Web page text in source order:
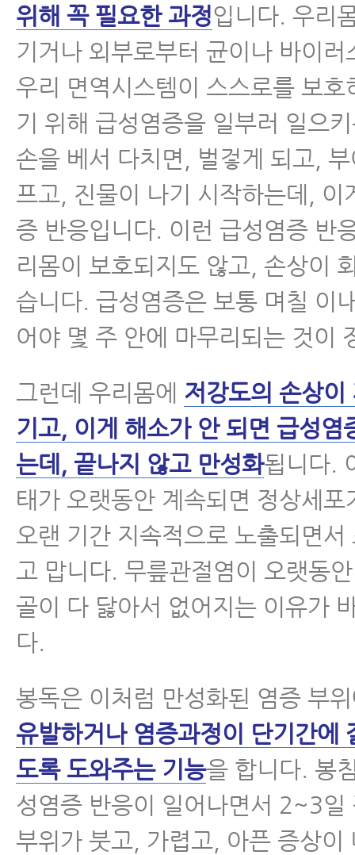
위해 꼭 필요한 과정입니다. 우리
기거나 외부로부터 균이나 바이러
우리 면역시스템이 스스로를 보호
기 위해 급성염증을 일부러 일으
손을 베서 다치면, 벌겋게 되고,
프고, 진물이 나기 시작하는데, 이
증 반응입니다. 이런 급성염증 반
리몸이 보호되지도 않고, 손상이
습니다. 급성염증은 보통 며칠 이
어야 몇 주 안에 마무리되는 것이
그런데 우리몸에 저강도의 손상이
기고, 이게 해소가 안 되면 급성염
는데, 끝나지 않고 만성화됩니다.
태가 오랫동안 계속되면 정상세포
오랜 기간 지속적으로 노출되면서
고 맙니다. 무릎관절염이 오랫동
골이 다 닳아서 없어지는 이유가
다.
봉독은 이처럼 만성화된 염증 부
유발하거나 염증과정이 단기간에
도록 도와주는 기능을 합니다. 봉
성염증 반응이 일어나면서 2~3일
부위가 붓고, 가렵고, 아픈 증상이